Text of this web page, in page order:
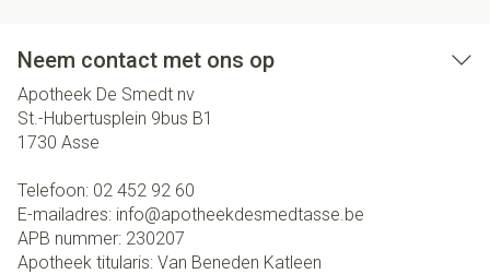
Neem contact met ons op
Apotheek De Smedt nv
St.-Hubertusplein 9bus B1
1730 Asse
Telefoon: 02 452 92 60
E-mailadres: info@apotheekdesmedtasse.be
APB nummer: 230207
Apotheek titularis: Van Beneden Katleen